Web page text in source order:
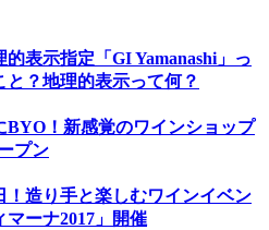
的表示指定「GI Yamanashi」っ
？地理的表示って何？
BYO！新感覚のワインショップ
プン
！造り手と楽しむワインイベン
マーナ2017」開催